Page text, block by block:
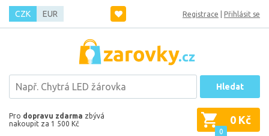
CZK EUR Registrace Přihlásit se
Hledat
Pro dopravu zdarma zbývá
nakoupit za 1 500 Kč
0
0 Kč